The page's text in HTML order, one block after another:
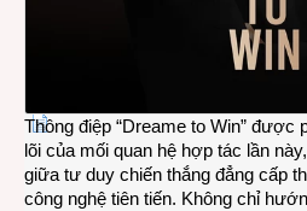
Thông điệp “Dreame to Win” được
lõi của mối quan hệ hợp tác lần
giữa tư duy chiến thắng đẳng cấp
công nghệ tiên tiến. Không chỉ